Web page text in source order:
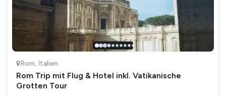
Rom, Italien
Rom Trip mit Flug & Hotel inkl. Vatikanische
Grotten Tour